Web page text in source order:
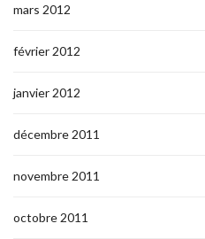
mars 2012
février 2012
janvier 2012
décembre 2011
novembre 2011
octobre 2011